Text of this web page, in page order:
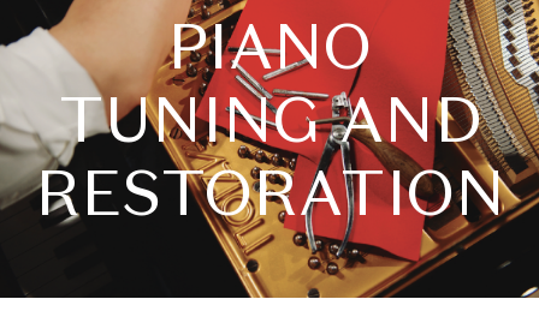
PIANO
TUNING AND
RESTORATION